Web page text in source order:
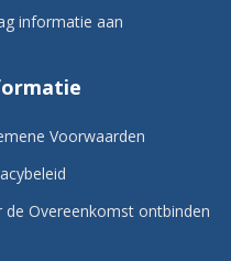
informatie aan
Voorwaarden
de Overeenkomst ontbinden